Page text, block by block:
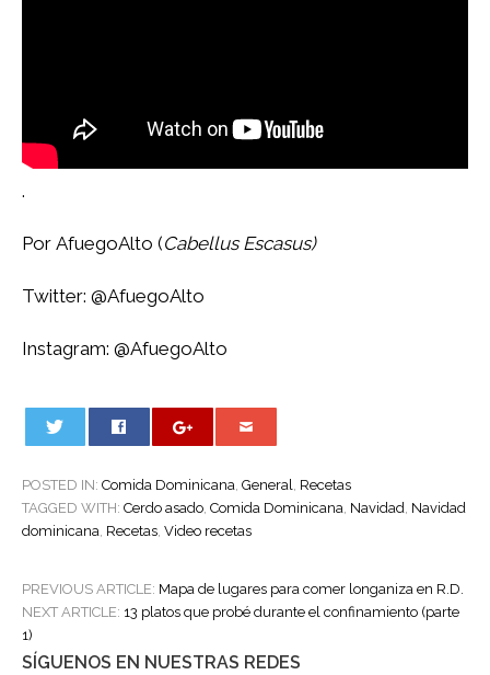
.
Por AfuegoAlto (Cabellus Escasus)
Twitter: @AfuegoAlto
Instagram: @AfuegoAlto
POSTED IN: Comida Dominicana, General, Recetas
TAGGED WITH: Cerdo asado, Comida Dominicana, Navidad, Navidad
dominicana, Recetas, Video recetas
POST
NAVIGATION
PREVIOUS ARTICLE: Mapa de lugares para comer longaniza en R.D.
NEXT ARTICLE: 13 platos que probé durante el confinamiento (parte
1)
SÍGUENOS EN NUESTRAS REDES